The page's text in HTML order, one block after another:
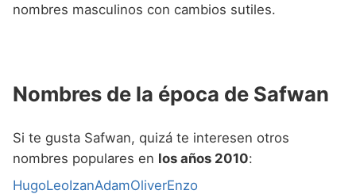
nombres masculinos con cambios sutiles.
Nombres de la época de Safwan
Si te gusta Safwan, quizá te interesen otros
nombres populares en los años 2010:
HugoLeoIzanAdamOliverEnzo